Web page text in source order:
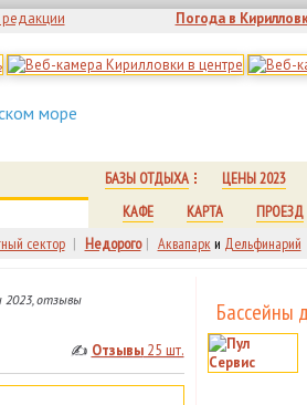
Погода в
море
БАЗЫ ОТДЫХА ЦЕНЫ 2023
КАФЕ
КАРТА ПРОЕЗД
сектор | Недорого | Аквапарки Дельфинарий
отзывы
✍ Отзывы25 шт.
Бассейны